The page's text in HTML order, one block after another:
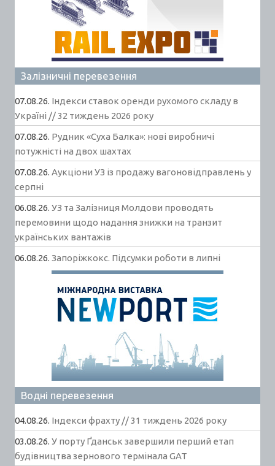
Залізничні перевезення
07.08.26. Індекси ставок оренди рухомого складу в
Україні // 32 тиждень 2026 року
07.08.26. Рудник «Суха Балка»: нові виробничі
потужністі на двох шахтах
07.08.26. Аукціони УЗ із продажу вагоновідправлень у
серпні
06.08.26. УЗ та Залізниця Молдови проводять
перемовини щодо надання знижки на транзит
українських вантажів
06.08.26. Запоріжкокс. Підсумки роботи в липні
Водні перевезення
04.08.26. Індекси фрахту // 31 тиждень 2026 року
03.08.26. У порту Ґданськ завершили перший етап
будівництва зернового термінала GAT